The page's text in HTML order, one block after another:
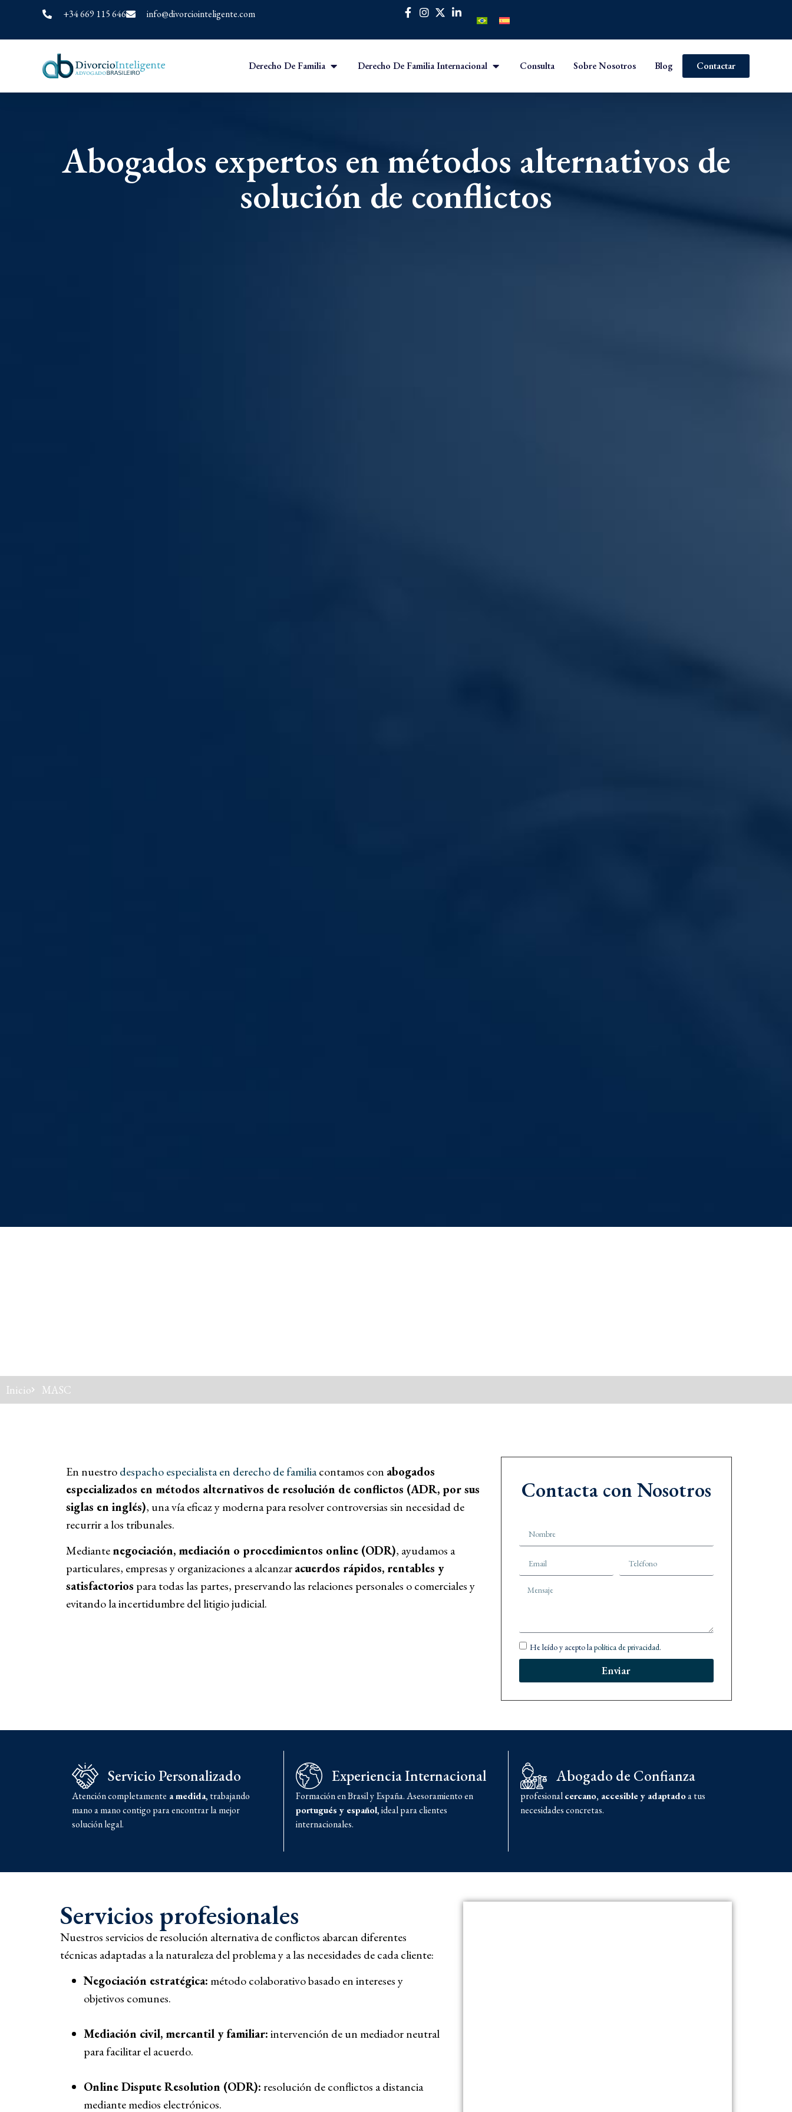
+34 669 115 646 info@divorciointeligente.com
Derecho De Familia Derecho De Familia Internacional Consulta Sobre Nosotros Blog Contactar
Abogados expertos en métodos alternativos de
solución de conflictos
Inicio MASC
En nuestrodespacho especialista en derecho de familiacontamos con abogados
especializados en métodos alternativos de resolución de conflictos (ADR, por sus
siglas en inglés), una vía eficaz y moderna para resolver controversias sin necesidad de
recurrir a los tribunales.
Mediantenegociación, mediación o procedimientos online (ODR), ayudamos a
particulares, empresas y organizaciones a alcanzaracuerdos rápidos, rentables y
satisfactorios para todas las partes, preservando las relaciones personales o comerciales y
evitando la incertidumbre del litigio judicial.
Contacta con Nosotros
He leído y acepto la política de privacidad.
Enviar
Servicio Personalizado
Atención completamente a medida, trabajando
mano a mano contigo para encontrar la mejor
solución legal.
Experiencia Internacional
Formación en Brasil y España. Asesoramiento en
portugués y español, ideal para clientes
internacionales.
Abogado de Confianza
profesionalcercano, accesible y adaptadoa tus
necesidades concretas.
Servicios profesionales
Nuestros servicios de resolución alternativa de conflictos abarcan diferentes
técnicas adaptadas a la naturaleza del problema y a las necesidades de cada cliente:
Negociación estratégica:método colaborativo basado en intereses y
objetivos comunes.
Mediación civil, mercantil y familiar:intervención de un mediador neutral
para facilitar el acuerdo.
Online Dispute Resolution (ODR): resolución de conflictos a distancia
mediante medios electrónicos.